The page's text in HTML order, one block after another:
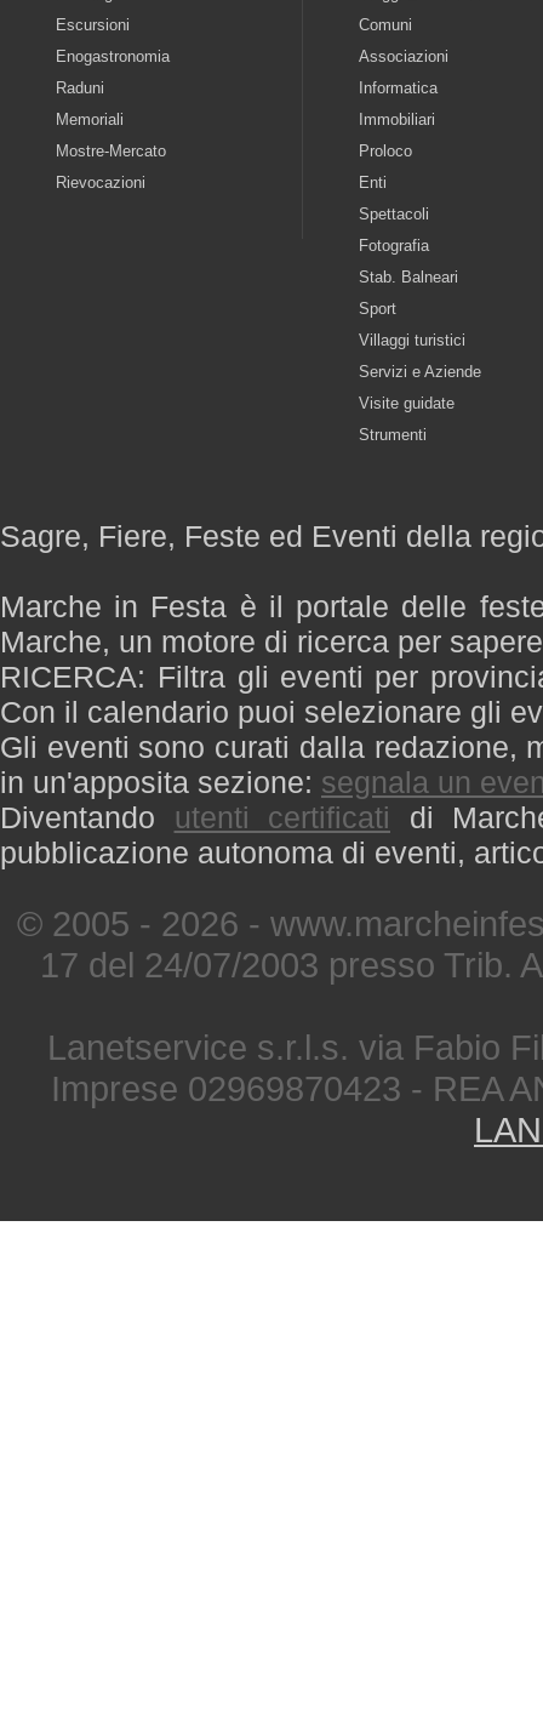
Escursioni
Enogastronomia
Raduni
Memoriali
Mostre-Mercato
Rievocazioni
Comuni
Associazioni
Informatica
Immobiliari
Proloco
Enti
Spettacoli
Fotografia
Stab. Balneari
Sport
Villaggi turistici
Servizi e Aziende
Visite guidate
Strumenti
Sagre, Fiere, Feste ed Eventi della
Marche in Festa è il portale delle
Marche, un motore di ricerca per
RICERCA: Filtra gli eventi per
Con il calendario puoi selezionare gli
Gli eventi sono curati dalla redazione,
in un'apposita sezione: segnala un
Diventando utenti certificati di
pubblicazione autonoma di eventi,
© 2005 - 2026 -
17 del 24/07/2003 presso Trib.
Lanetservice s.r.l.s. via Fabio
Imprese 02969870423 - REA